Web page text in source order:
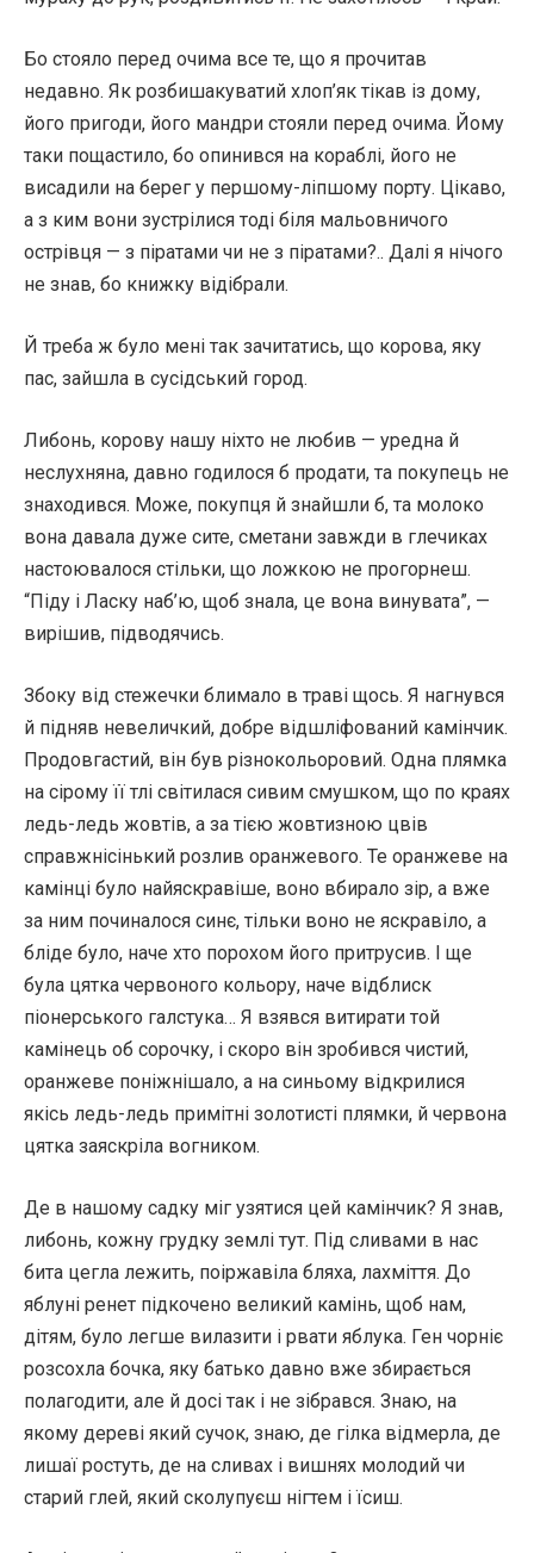
Бо стояло перед очима все те, що я прочитав
недавно. Як розбишакуватий хлоп’як тікав із дому,
його пригоди, його мандри стояли перед очима. Йому
таки пощастило, бо опинився на кораблі, його не
висадили на берег у першому-ліпшому порту. Цікаво,
а з ким вони зустрілися тоді біля мальовничого
острівця — з піратами чи не з піратами?.. Далі я нічого
не знав, бо книжку відібрали.
Й треба ж було мені так зачитатись, що корова, яку
пас, зайшла в сусідський город.
Либонь, корову нашу ніхто не любив — уредна й
неслухняна, давно годилося б продати, та покупець не
знаходився. Може, покупця й знайшли б, та молоко
вона давала дуже сите, сметани завжди в глечиках
настоювалося стільки, що ложкою не прогорнеш.
“Піду і Ласку наб’ю, щоб знала, це вона винувата”, —
вирішив, підводячись.
Збоку від стежечки блимало в траві щось. Я нагнувся
й підняв невеличкий, добре відшліфований камінчик.
Продовгастий, він був різнокольоровий. Одна плямка
на сірому її тлі світилася сивим смушком, що по краях
ледь-ледь жовтів, а за тією жовтизною цвів
справжнісінький розлив оранжевого. Те оранжеве на
камінці було найяскравіше, воно вбирало зір, а вже
за ним починалося синє, тільки воно не яскравіло, а
бліде було, наче хто порохом його притрусив. І ще
була цятка червоного кольору, наче відблиск
піонерського галстука… Я взявся витирати той
камінець об сорочку, і скоро він зробився чистий,
оранжеве поніжнішало, а на синьому відкрилися
якісь ледь-ледь примітні золотисті плямки, й червона
цятка заяскріла вогником.
Де в нашому садку міг узятися цей камінчик? Я знав,
либонь, кожну грудку землі тут. Під сливами в нас
бита цегла лежить, поіржавіла бляха, лахміття. До
яблуні ренет підкочено великий камінь, щоб нам,
дітям, було легше вилазити і рвати яблука. Ген чорніє
розсохла бочка, яку батько давно вже збирається
полагодити, але й досі так і не зібрався. Знаю, на
якому дереві який сучок, знаю, де гілка відмерла, де
лишаї ростуть, де на сливах і вишнях молодий чи
старий глей, який сколупуєш нігтем і їсиш.